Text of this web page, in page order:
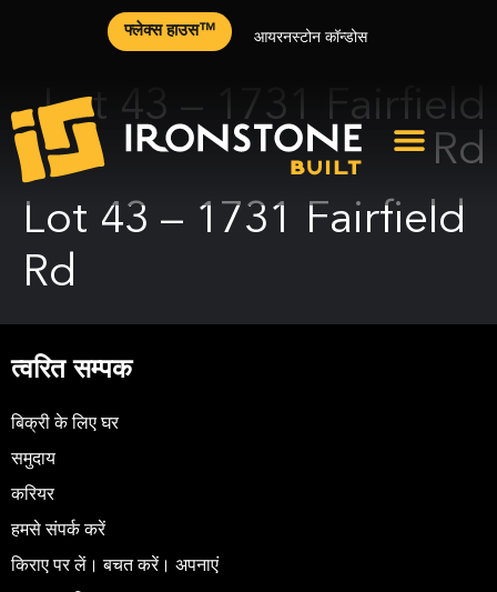
फ्लेक्स हाउस™ आयरनस्टोन कॉन्डोस
Lot 43 – 1731 Fairfield
Rd
Lot 43 – 1731 Fairfield
Rd
त्वरित सम्पक
बिक्री के लिए घर
समुदाय
करियर
हमसे संपर्क करें
किराए पर लें। बचत करें। अपनाएं